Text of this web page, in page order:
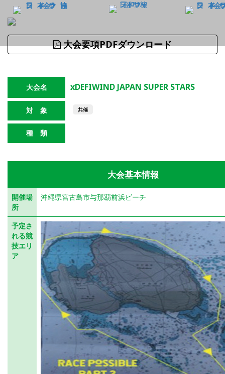
大会要項PDFダウンロード
大会名 xDEFIWIND JAPAN SUPER STARS
対 象 共催
種 類
大会基本情報
開催場
所
沖縄県宮古島市与那覇前浜ビーチ
予定さ
れる競
技エリ
ア